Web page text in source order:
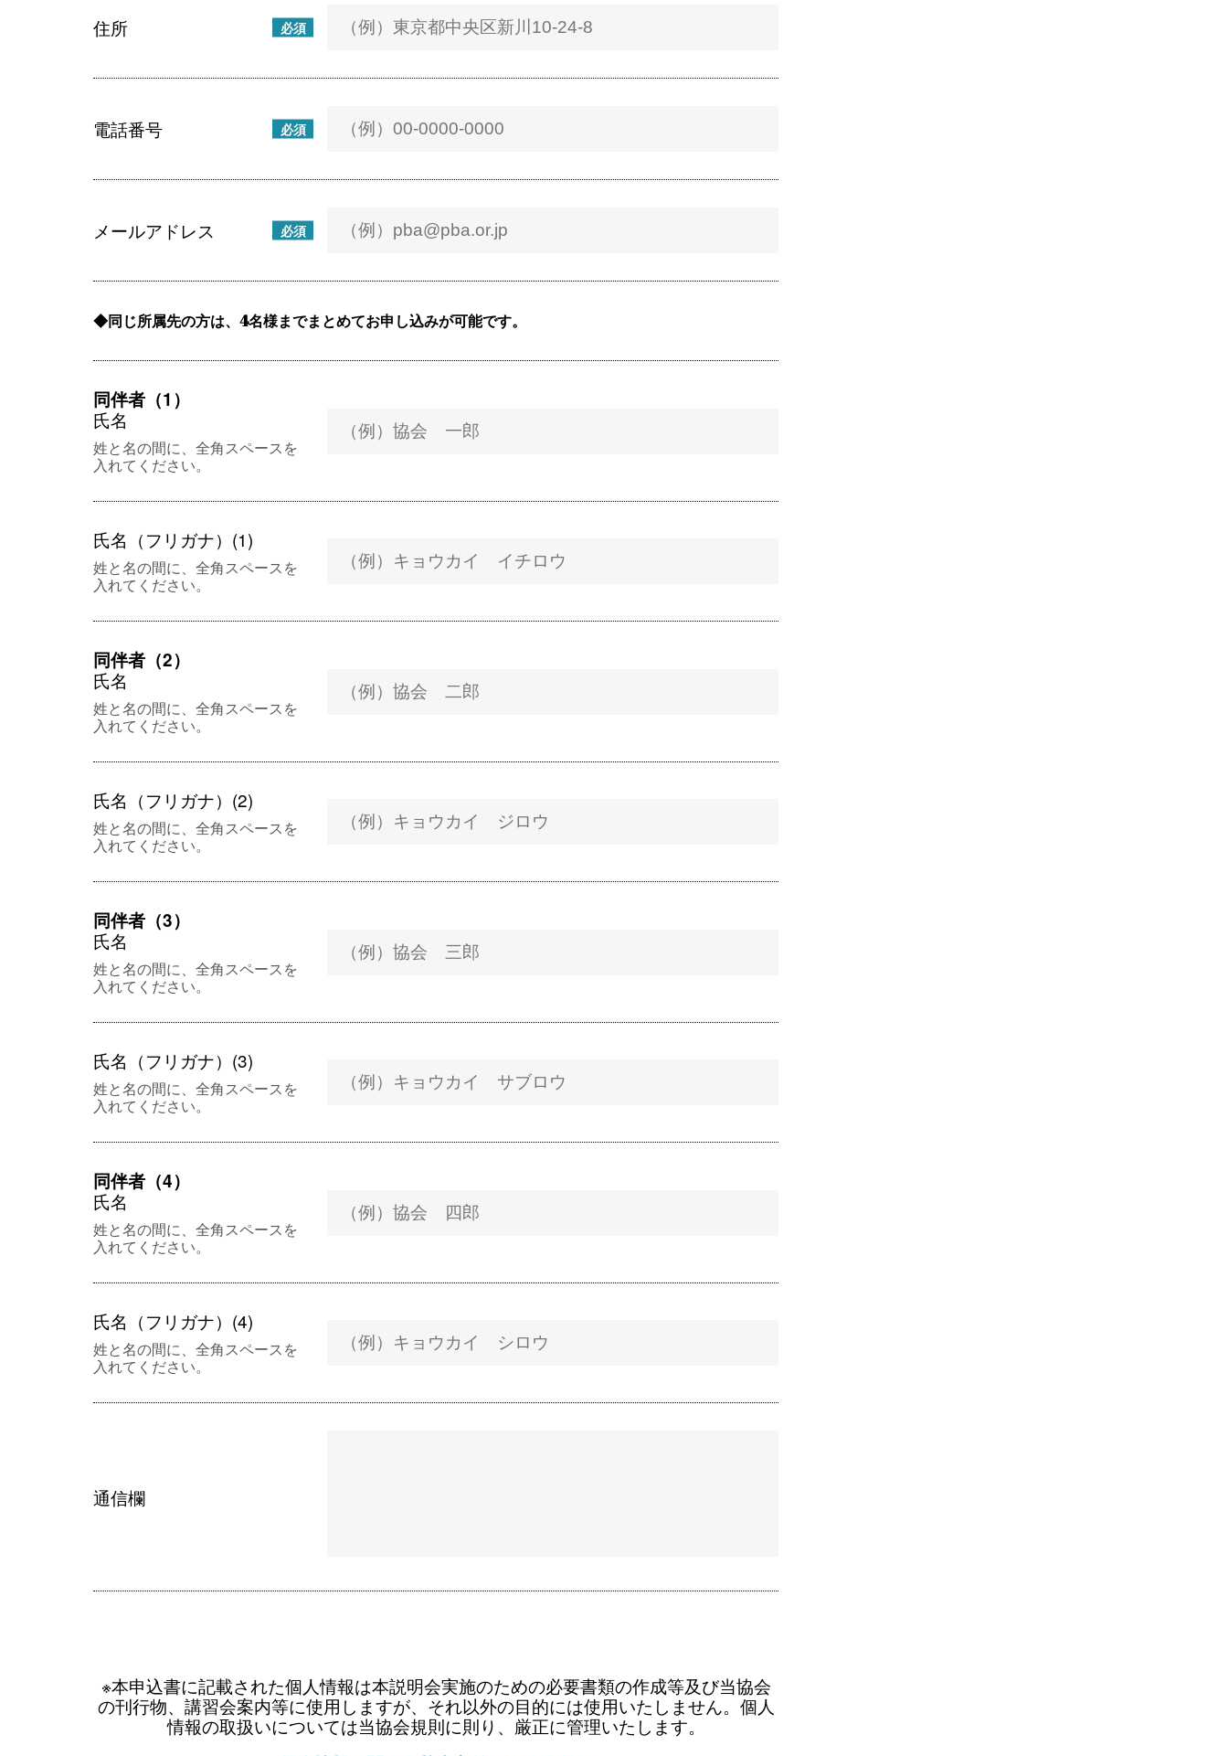
住所 必須
電話番号 必須
メールアドレス 必須
同じ所属先の方は、4名様までまとめてお申し込みが可能です。
同伴者（1）
氏名
姓と名の間に、全角スペースを
入れてください。
氏名（フリガナ）(1)
姓と名の間に、全角スペースを
入れてください。
同伴者（2）
氏名
姓と名の間に、全角スペースを
入れてください。
氏名（フリガナ）(2)
姓と名の間に、全角スペースを
入れてください。
同伴者（3）
氏名
姓と名の間に、全角スペースを
入れてください。
氏名（フリガナ）(3)
姓と名の間に、全角スペースを
入れてください。
同伴者（4）
氏名
姓と名の間に、全角スペースを
入れてください。
氏名（フリガナ）(4)
姓と名の間に、全角スペースを
入れてください。
通信欄
※本申込書に記載された個人情報は本説明会実施のための必要書類の作成等及び当協会
の刊行物、講習会案内等に使用しますが、それ以外の目的には使用いたしません。個人
情報の取扱いについては当協会規則に則り、厳正に管理いたします。